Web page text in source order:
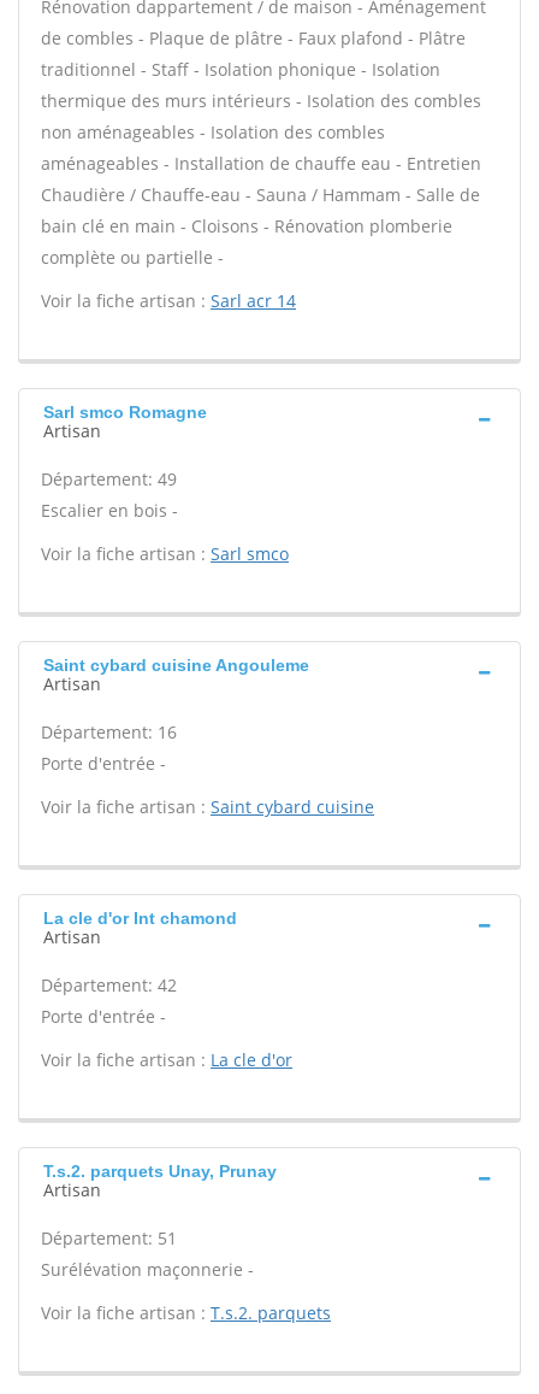
Rénovation dappartement / de maison - Aménagement
de combles - Plaque de plâtre - Faux plafond - Plâtre
traditionnel - Staff - Isolation phonique - Isolation
thermique des murs intérieurs - Isolation des combles
non aménageables - Isolation des combles
aménageables - Installation de chauffe eau - Entretien
Chaudière / Chauffe-eau - Sauna / Hammam - Salle de
bain clé en main - Cloisons - Rénovation plomberie
complète ou partielle -
Voir la fiche artisan : Sarl acr 14
Sarl smco Romagne
Artisan
Département: 49
Escalier en bois -
Voir la fiche artisan : Sarl smco
Saint cybard cuisine Angouleme
Artisan
Département: 16
Porte d'entrée -
Voir la fiche artisan : Saint cybard cuisine
La cle d'or Int chamond
Artisan
Département: 42
Porte d'entrée -
Voir la fiche artisan : La cle d'or
T.s.2. parquets Unay, Prunay
Artisan
Département: 51
Surélévation maçonnerie -
Voir la fiche artisan : T.s.2. parquets